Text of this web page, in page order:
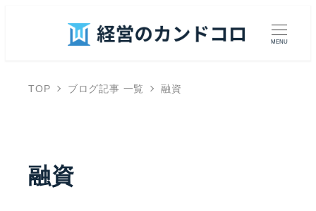
MENU
TOP ブログ記事 一覧 融資
融資